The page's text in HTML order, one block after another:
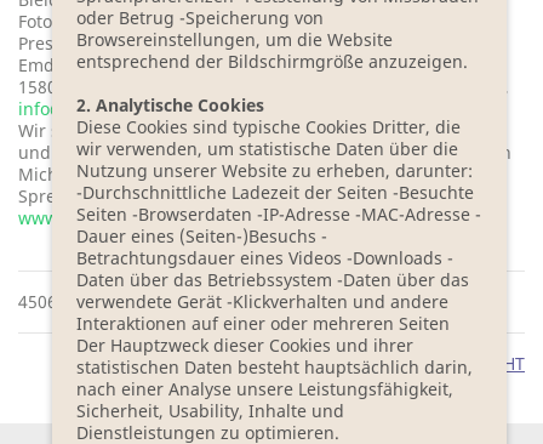
Fotocopyright: Julia Baier
Pressekontakt und Absender: auerswald concept gmbh,
Emdener Str. 19, 10551 Berlin, Firmensitz: Zum Bahnhof 16,
15806 Zossen, OT Wünsdorf Waldstadt, Tel.: 030 - 28096702,
info@ac-special.de
Wir sind i. A. des Hotels: BLEICHE RESORT & SPA, Christine
und Heinrich Michael Clausing (Hotel "Zur Bleiche" Heinrich
Michael Clausing e.K.), Bleichestraße 16, 03096 Burg/
Spreewald,
www.bleiche.detätig.
4506 ZEICHEN
ZUR PRESSEFOTOÜBERSICHT
oder Betrug -Speicherung von
Browsereinstellungen, um die Website
entsprechend der Bildschirmgröße anzuzeigen.
2. Analytische Cookies
Diese Cookies sind typische Cookies Dritter, die
wir verwenden, um statistische Daten über die
Nutzung unserer Website zu erheben, darunter:
-Durchschnittliche Ladezeit der Seiten -Besuchte
Seiten -Browserdaten -IP-Adresse -MAC-Adresse -
Dauer eines (Seiten-)Besuchs -
Betrachtungsdauer eines Videos -Downloads -
Daten über das Betriebssystem -Daten über das
verwendete Gerät -Klickverhalten und andere
Interaktionen auf einer oder mehreren Seiten
Der Hauptzweck dieser Cookies und ihrer
statistischen Daten besteht hauptsächlich darin,
nach einer Analyse unsere Leistungsfähigkeit,
Sicherheit, Usability, Inhalte und
Dienstleistungen zu optimieren.